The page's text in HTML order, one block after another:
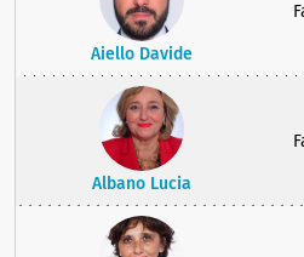
Aiello Davide
Albano Lucia